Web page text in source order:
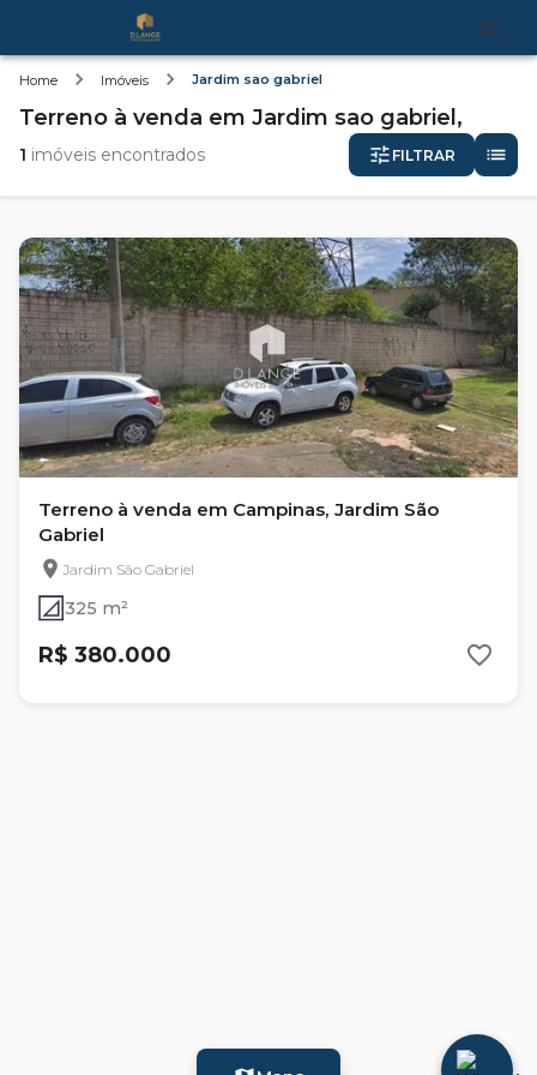
Home Imóveis Jardim sao gabriel
Terreno à venda em Jardim sao gabriel,
1 imóveis encontrados FILTRAR
Terreno à venda em Campinas, Jardim São
Gabriel
Jardim São Gabriel
325 m²
R$ 380.000